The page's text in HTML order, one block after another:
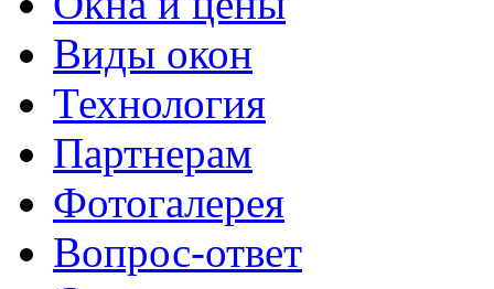
Виды окон
Технология
Партнерам
Фотогалерея
Вопрос-ответ